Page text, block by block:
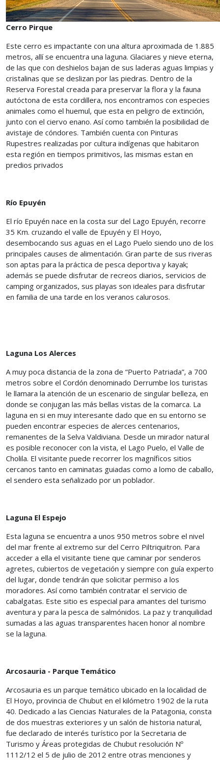
Cerro Pirque
Este cerro es impactante con una altura aproximada de 1.885
metros, allí se encuentra una laguna. Glaciares y nieve eterna,
de las que con deshielos bajan de sus laderas aguas limpias y
cristalinas que se deslizan por las piedras. Dentro de la
Reserva Forestal creada para preservar la flora y la fauna
autóctona de esta cordillera, nos encontramos con especies
animales como el huemul, que esta en peligro de extinción,
junto con el ciervo enano. Así como también la posibilidad de
avistaje de cóndores. También cuenta con Pinturas
Rupestres realizadas por cultura indígenas que habitaron
esta región en tiempos primitivos, las mismas estan en
predios privados
Río Epuyén
El río Epuyén nace en la costa sur del Lago Epuyén, recorre
35 Km. cruzando el valle de Epuyén y El Hoyo,
desembocando sus aguas en el Lago Puelo siendo uno de los
principales causes de alimentación. Gran parte de sus riveras
son aptas para la práctica de pesca deportiva y kayak;
además se puede disfrutar de recreos diarios, servicios de
camping organizados, sus playas son ideales para disfrutar
en familia de una tarde en los veranos calurosos.
Laguna Los Alerces
A muy poca distancia de la zona de “Puerto Patriada”, a 700
metros sobre el Cordón denominado Derrumbe los turistas
le llamara la atención de un escenario de singular belleza, en
donde se conjugan las más bellas vistas de la comarca. La
laguna en si en muy interesante dado que en su entorno se
pueden encontrar especies de alerces centenarios,
remanentes de la Selva Valdiviana. Desde un mirador natural
es posible reconocer con la vista, el Lago Puelo, el Valle de
Cholila. El visitante puede recorrer los magníficos sitios
cercanos tanto en caminatas guiadas como a lomo de caballo,
el sendero esta señalizado por un poblador.
Laguna El Espejo
Esta laguna se encuentra a unos 950 metros sobre el nivel
del mar frente al extremo sur del Cerro Piltriquitron. Para
acceder a ella el visitante tiene que caminar por senderos
agretes, cubiertos de vegetación y siempre con guía experto
del lugar, donde tendrán que solicitar permiso a los
moradores. Así como también contratar el servicio de
cabalgatas. Este sitio es especial para amantes del turismo
aventura y para la pesca de salmónidos. La paz y tranquilidad
sumadas a las aguas transparentes hacen honor al nombre
se la laguna.
Arcosauria - Parque Temático
Arcosauria es un parque temático ubicado en la localidad de
El Hoyo, provincia de Chubut en el kilómetro 1902 de la ruta
40. Dedicado a las Ciencias Naturales de la Patagonia, consta
de dos muestras exteriores y un salón de historia natural,
fue declarado de interés turístico por la Secretaria de
Turismo y Áreas protegidas de Chubut resolución Nº
1112/12 el 5 de julio de 2012 entre otras menciones y